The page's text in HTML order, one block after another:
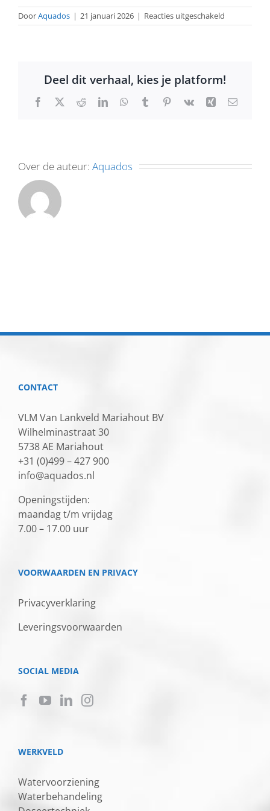
DoorAquados | 21 januari 2026 | Reacties uitgeschakeld
Deel dit verhaal, kies je platform!
Facebook
X RedditLinkedInWhatsApp
TumblrPinterest
Vk Xing E-
Over de auteur: Aquados
CONTACT
VLM Van Lankveld Mariahout BV
Wilhelminastraat 30
5738 AE Mariahout
+31 (0)499 – 427 900
info@aquados.nl
Openingstijden:
maandag t/m vrijdag
7.00 – 17.00 uur
VOORWAARDEN EN PRIVACY
Privacyverklaring
Leveringsvoorwaarden
SOCIAL MEDIA
WERKVELD
Watervoorziening
Waterbehandeling